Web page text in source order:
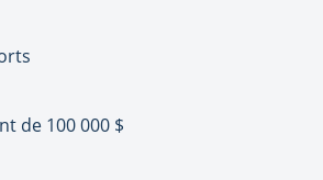
de 100 000 $